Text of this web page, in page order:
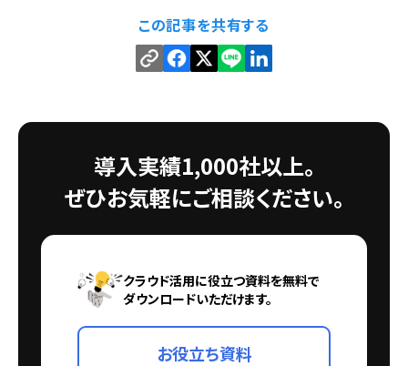
この記事を共有する
導入実績1,000社以上。
ぜひお気軽にご相談ください。
クラウド活用に役立つ資料を無料で
ダウンロードいただけます。
お役立ち資料